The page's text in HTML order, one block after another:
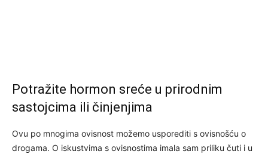
Potražite hormon sreće u prirodnim
sastojcima ili činjenjima
Ovu po mnogima ovisnost možemo usporediti s ovisnošću o
drogama. O iskustvima s ovisnostima imala sam priliku čuti i u